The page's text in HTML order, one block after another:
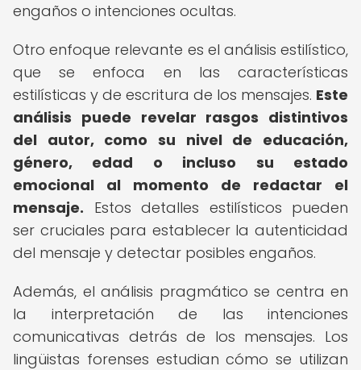
engaños o intenciones ocultas.
Otro enfoque relevante es el análisis estilístico,
que se enfoca en las características
estilísticas y de escritura de los mensajes. Este
análisis puede revelar rasgos distintivos
del autor, como su nivel de educación,
género, edad o incluso su estado
emocional al momento de redactar el
mensaje. Estos detalles estilísticos pueden
ser cruciales para establecer la autenticidad
del mensaje y detectar posibles engaños.
Además, el análisis pragmático se centra en
la interpretación de las intenciones
comunicativas detrás de los mensajes. Los
lingüistas forenses estudian cómo se utilizan